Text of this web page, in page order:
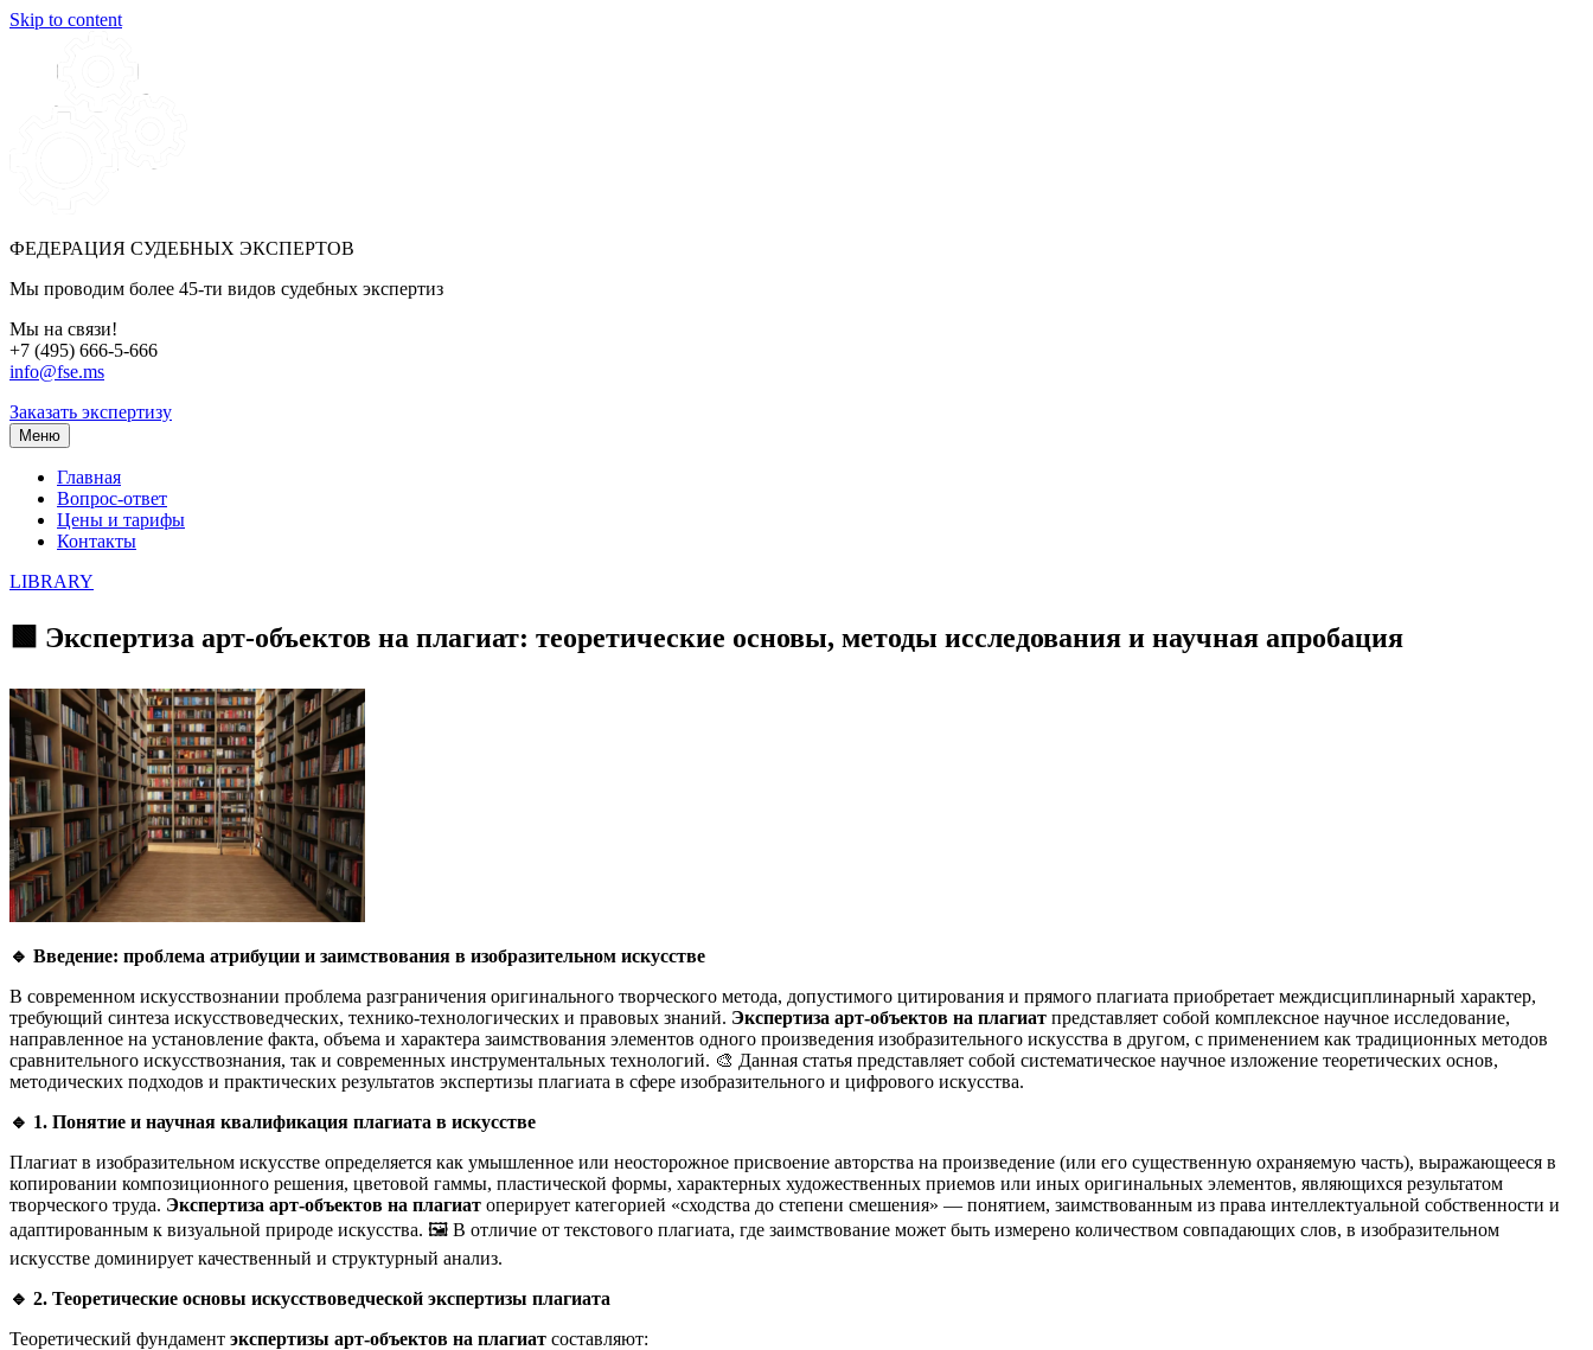
Skip to content
ФЕДЕРАЦИЯ СУДЕБНЫХ ЭКСПЕРТОВ
Мы проводим более 45-ти видов судебных экспертиз
Мы на связи!
+7 (495) 666-5-666
info@fse.ms
Заказать экспертизу
Меню
Главная
Вопрос-ответ
Цены и тарифы
Контакты
LIBRARY
🟩 Экспертиза арт-объектов на плагиат: теоретические основы, методы исследования и научная апробация
🔹 Введение: проблема атрибуции и заимствования в изобразительном искусстве
В современном искусствознании проблема разграничения оригинального творческого метода, допустимого цитирования и прямого плагиата приобретает междисциплинарный характер,
требующий синтеза искусствоведческих, технико-технологических и правовых знаний. Экспертиза арт-объектов на плагиат представляет собой комплексное научное исследование,
направленное на установление факта, объема и характера заимствования элементов одного произведения изобразительного искусства в другом, с применением как традиционных методов
сравнительного искусствознания, так и современных инструментальных технологий. 🎨 Данная статья представляет собой систематическое научное изложение теоретических основ,
методических подходов и практических результатов экспертизы плагиата в сфере изобразительного и цифрового искусства.
🔹 1. Понятие и научная квалификация плагиата в искусстве
Плагиат в изобразительном искусстве определяется как умышленное или неосторожное присвоение авторства на произведение (или его существенную охраняемую часть), выражающееся в
копировании композиционного решения, цветовой гаммы, пластической формы, характерных художественных приемов или иных оригинальных элементов, являющихся результатом
творческого труда. Экспертиза арт-объектов на плагиат оперирует категорией «сходства до степени смешения» — понятием, заимствованным из права интеллектуальной собственности и
адаптированным к визуальной природе искусства. 🖼️ В отличие от текстового плагиата, где заимствование может быть измерено количеством совпадающих слов, в изобразительном
искусстве доминирует качественный и структурный анализ.
🔹 2. Теоретические основы искусствоведческой экспертизы плагиата
Теоретический фундамент экспертизы арт-объектов на плагиат составляют: